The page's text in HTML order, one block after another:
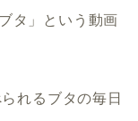
タ」という動画
れるブタの毎日